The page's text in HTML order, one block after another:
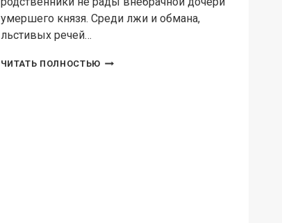
умершего князя. Среди лжи и обмана,
льстивых речей…
ЧИТАТЬ ПОЛНОСТЬЮ МАЖОР